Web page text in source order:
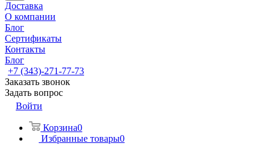
Доставка
О компании
Блог
Сертификаты
Контакты
Блог
+7 (343)-271-77-73
Заказать звонок
Задать вопрос
Войти
Корзина0
Избранные товары0